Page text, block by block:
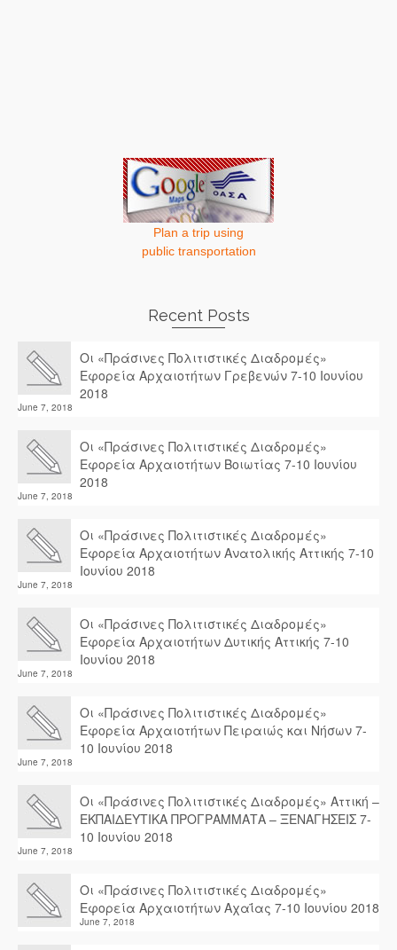
Plan a trip using
public transportation
Recent Posts
Οι «Πράσινες Πολιτιστικές Διαδρομές»
Εφορεία Αρχαιοτήτων Γρεβενών 7-10 Ιουνίου
2018
June 7, 2018
Οι «Πράσινες Πολιτιστικές Διαδρομές»
Εφορεία Αρχαιοτήτων Βοιωτίας 7-10 Ιουνίου
2018
June 7, 2018
Οι «Πράσινες Πολιτιστικές Διαδρομές»
Εφορεία Αρχαιοτήτων Ανατολικής Αττικής 7-10
Ιουνίου 2018
June 7, 2018
Οι «Πράσινες Πολιτιστικές Διαδρομές»
Εφορεία Αρχαιοτήτων Δυτικής Αττικής 7-10
Ιουνίου 2018
June 7, 2018
Οι «Πράσινες Πολιτιστικές Διαδρομές»
Εφορεία Αρχαιοτήτων Πειραιώς και Νήσων 7-
10 Ιουνίου 2018
June 7, 2018
Οι «Πράσινες Πολιτιστικές Διαδρομές» Αττική –
ΕΚΠΑΙΔΕΥΤΙΚΑ ΠΡΟΓΡΑΜΜΑΤΑ – ΞΕΝΑΓΗΣΕΙΣ 7-
10 Ιουνίου 2018
June 7, 2018
Οι «Πράσινες Πολιτιστικές Διαδρομές»
Εφορεία Αρχαιοτήτων Αχαΐας 7-10 Ιουνίου 2018
June 7, 2018